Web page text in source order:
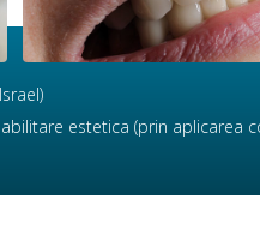
estetica (prin aplicarea